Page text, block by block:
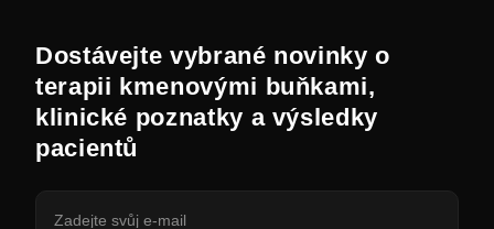
Dostávejte vybrané novinky o
terapii kmenovými buňkami,
klinické poznatky a výsledky
pacientů